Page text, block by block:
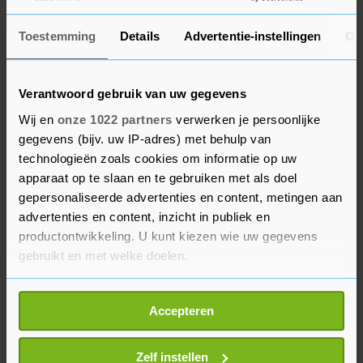
Toestemming Details Advertentie-instellingen
Verantwoord gebruik van uw gegevens
Wij en onze 1022 partners verwerken je persoonlijke
gegevens (bijv. uw IP-adres) met behulp van
technologieën zoals cookies om informatie op uw
apparaat op te slaan en te gebruiken met als doel
gepersonaliseerde advertenties en content, metingen aan
advertenties en content, inzicht in publiek en
productontwikkeling. U kunt kiezen wie uw gegevens
gebruikt en met welke doelen.
Als u het toestaat, willen we ook graag:
Informatie verzamelen over uw geografische
locatie, die tot een paar meter nauwkeurig kan zijn
Uw apparaat identificeren door het actief te
Accepteren
Zelf instellen
omvangrijke plan van de Amerikaanse president
Joe Biden om de infrastructuur van de Verenigde
Staten aan te pakken de verwachting van hogere
Daar komt volgens ING nog bij dat de
chiptekorten de inflatie sterker laten oplopen.
Naast de producten waar chips in worden
verwerkt gaat het ook om simpelere producten,
waarvoor bij de vervaardiging ervan chips nodig
zijn. Wereldwijd kampen meerdere producenten
met verstoringen door de tekorten van chips.
Volgens de kenners zijn de prijzen van onder
andere tv's, wasmachines, laptops en auto's
afgelopen maand al gestegen als gevolg van de
tekorten.